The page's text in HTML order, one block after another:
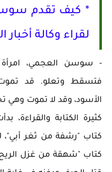
* كيف تقدم
لقراء وكالة أخبار
- سوسن العجمي،
فتسقط وتعلو. قد
الأسود، وقد لا تموت وهي
كثيرة الكتابة والقراءة،
كتاب "رشفة من ثغر
كتاب "شهقة من غزل